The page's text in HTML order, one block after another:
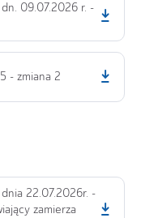
09.07.2026 r. -
- zmiana 2
22.07.2026r. -
zamierza